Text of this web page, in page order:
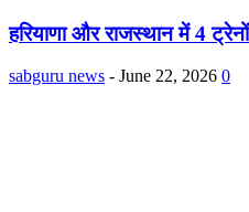
हरियाणा और राजस्थान में 4
sabguru news - June 22, 2026 0